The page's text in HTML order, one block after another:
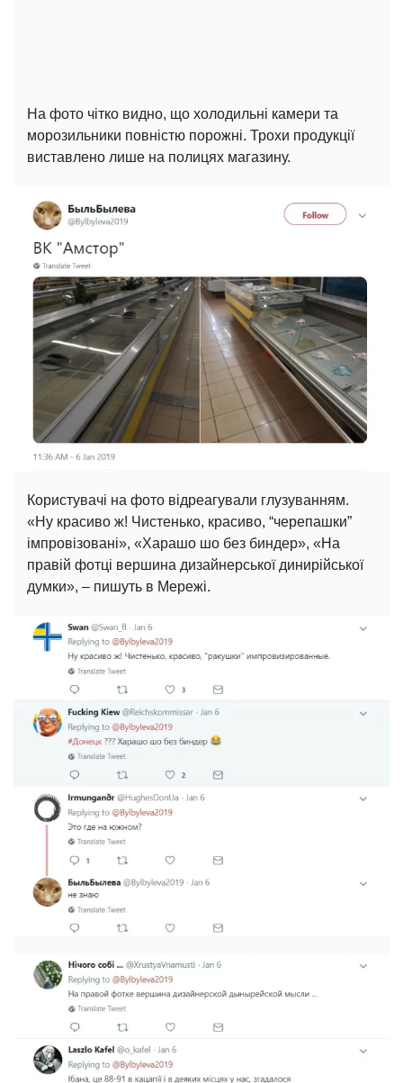
На фото чітко видно, що холодильні камери та
морозильники повністю порожні. Трохи продукції
виставлено лише на полицях магазину.
Користувачі на фото відреагували глузуванням.
«Ну красиво ж! Чистенько, красиво, “черепашки”
імпровізовані», «Харашо шо без биндер», «На
правій фотці вершина дизайнерської динирійської
думки», – пишуть в Мережі.